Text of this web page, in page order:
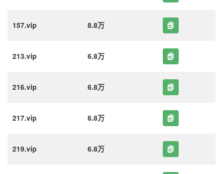
157.vip 8.8万
213.vip 6.8万
216.vip 6.8万
217.vip 6.8万
219.vip 6.8万